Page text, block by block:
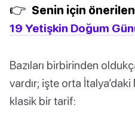
👉 Senin için
19 Yetişkin Doğum
Bazıları birbirinden
vardır; işte orta
klasik bir tarif: